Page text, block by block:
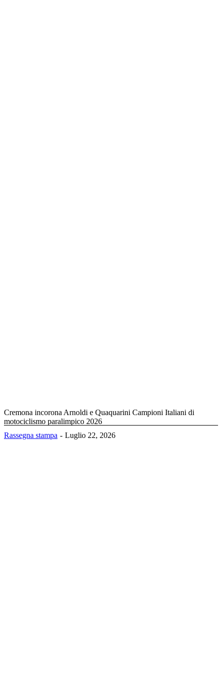
Cremona incorona Arnoldi e Quaquarini Campioni Italiani di
motociclismo paralimpico 2026
Rassegna stampa
Luglio 22, 2026